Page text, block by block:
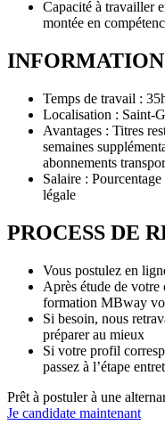
Capacité à travailler
montée en
Temps de travail :
Localisation : Saint-
Avantages : Titres
semaines
abonnements
Salaire :
légale
PROCESS DE
Vous postulez en
Après étude de votre
formation MBway
Si besoin, nous
préparer au mieux
Si votre profil
passez à l’étape
Prêt à postuler à une
Je candidate maintenant